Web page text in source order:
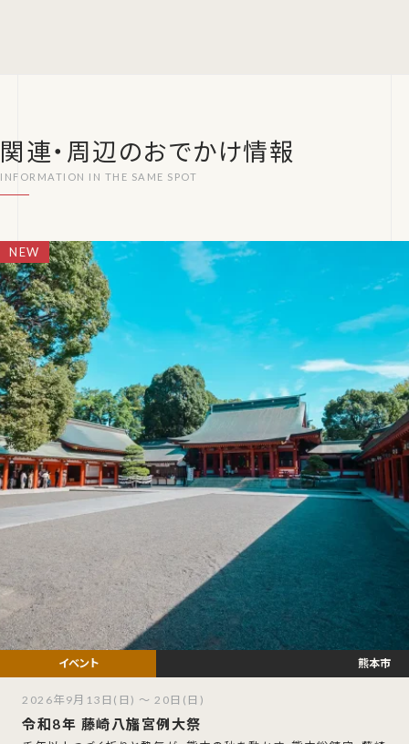
関連・周辺のおでかけ情報
令和8年 藤崎八旛宮例大祭
熊本市
2026年9月13日(日) ～ 20日(日)